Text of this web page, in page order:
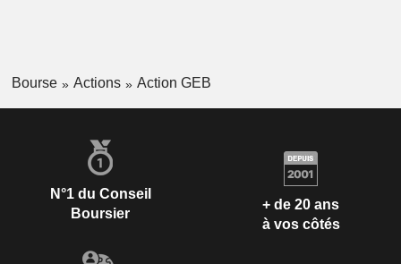
Bourse Actions Action GEB
N°1 du Conseil
Boursier
+ de 20 ans
à vos côtés